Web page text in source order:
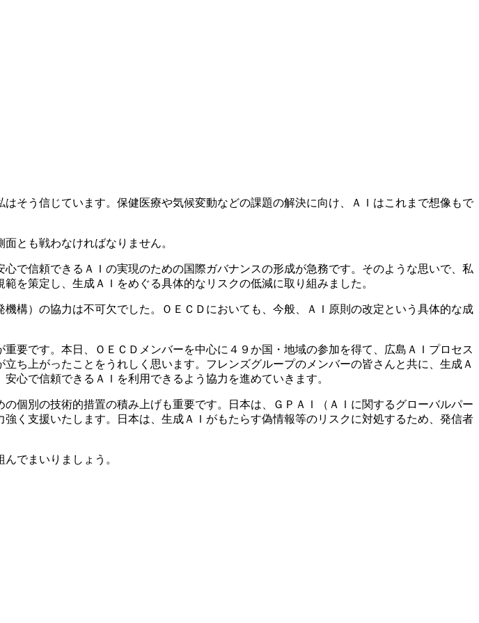
そう信じています。保健医療や気候変動などの課題の解決に向け、ＡＩはこれまで想像もで
とも戦わなければなりません。
で信頼できるＡＩの実現のための国際ガバナンスの形成が急務です。そのような思いで、私
を策定し、生成ＡＩをめぐる具体的なリスクの低減に取り組みました。
構）の協力は不可欠でした。ＯＥＣＤにおいても、今般、ＡＩ原則の改定という具体的な成
要です。本日、ＯＥＣＤメンバーを中心に４９か国・地域の参加を得て、広島ＡＩプロセス
上がったことをうれしく思います。フレンズグループのメンバーの皆さんと共に、生成Ａ
心で信頼できるＡＩを利用できるよう協力を進めていきます。
個別の技術的措置の積み上げも重要です。日本は、ＧＰＡＩ（ＡＩに関するグローバルパー
く支援いたします。日本は、生成ＡＩがもたらす偽情報等のリスクに対処するため、発信者
でまいりましょう。